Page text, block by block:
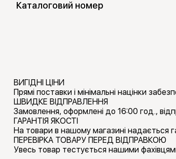
Каталоговий номер
ВИГІДНІ ЦІНИ
Прямі поставки і мінімальні націнки
ШВИДКЕ ВІДПРАВЛЕННЯ
Замовлення, оформлені до 16:00 год.,
ГАРАНТІЯ ЯКОСТІ
На товари в нашому магазині надається
ПЕРЕВІРКА ТОВАРУ ПЕРЕД ВІДПРАВКОЮ
Увесь товар тестується нашими